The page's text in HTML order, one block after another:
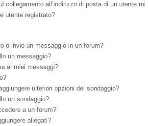
collegamento all’indirizzo di posta di un utente mi
utente registrato?
o invio un messaggio in un forum?
un messaggio?
ai miei messaggi?
ulteriori opzioni del sondaggio?
un sondaggio?
a un forum?
allegati?